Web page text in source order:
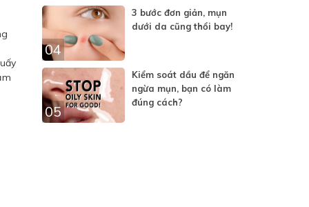
04
3 bước đơn giản, mụn
dưới da cũng thổi bay!
05
Kiểm soát dầu để ngăn
ngừa mụn, bạn có làm
đúng cách?